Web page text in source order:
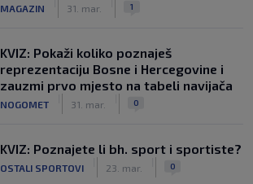
MAGAZIN 31. mar. 1
KVIZ: Pokaži koliko poznaješ
reprezentaciju Bosne i Hercegovine i
zauzmi prvo mjesto na tabeli navijača
NOGOMET 31. mar. 0
KVIZ: Poznajete li bh. sport i sportiste?
OSTALI SPORTOVI 23. mar. 0